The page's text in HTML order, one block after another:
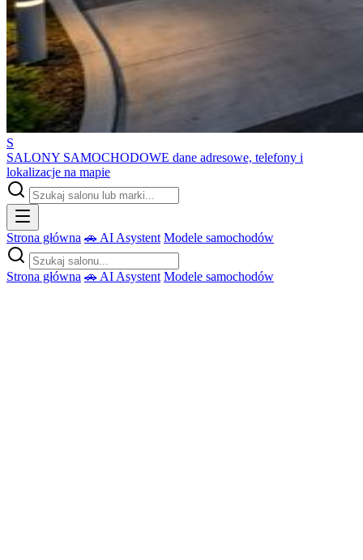
S
SALONY SAMOCHODOWE dane adresowe, telefony i
lokalizacje na mapie
Strona główna 🚗 AI Asystent Modele samochodów
Strona główna 🚗 AI Asystent Modele samochodów